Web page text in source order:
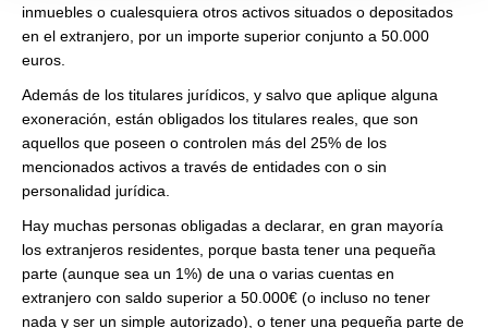
inmuebles o cualesquiera otros activos situados o depositados
en el extranjero, por un importe superior conjunto a 50.000
euros.
Además de los titulares jurídicos, y salvo que aplique alguna
exoneración, están obligados los titulares reales, que son
aquellos que poseen o controlen más del 25% de los
mencionados activos a través de entidades con o sin
personalidad jurídica.
Hay muchas personas obligadas a declarar, en gran mayoría
los extranjeros residentes, porque basta tener una pequeña
parte (aunque sea un 1%) de una o varias cuentas en
extranjero con saldo superior a 50.000€ (o incluso no tener
nada y ser un simple autorizado), o tener una pequeña parte de